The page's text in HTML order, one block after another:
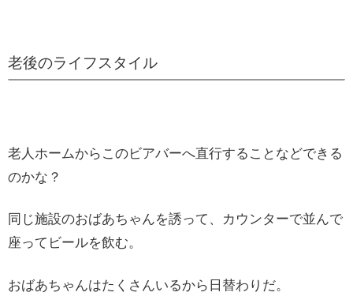
老後のライフスタイル
老人ホームからこのビアバーへ直行することなどできる
のかな？
同じ施設のおばあちゃんを誘って、カウンターで並んで
座ってビールを飲む。
おばあちゃんはたくさんいるから日替わりだ。